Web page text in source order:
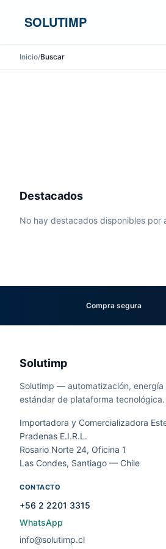
SOLUTIMP
Inicio/Buscar
Destacados
No hay destacados disponibles por
Compra segura
Solutimp
Solutimp — automatización,
estándar de plataforma tecnológica.
Importadora y Comercializadora
Pradenas E.I.R.L.
Rosario Norte 24, Oficina 1
Las Condes, Santiago — Chile
CONTACTO
+56 2 2201 3315
WhatsApp
info@solutimp.cl